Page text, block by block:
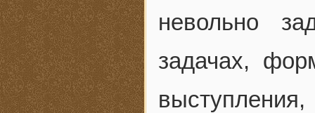
невольно
задачах,